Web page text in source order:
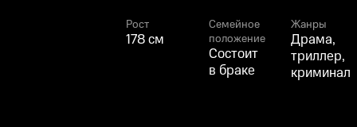
Рост
178 см
Семейное
положение
Состоит
в браке
Жанры
Драма,
триллер,
криминал